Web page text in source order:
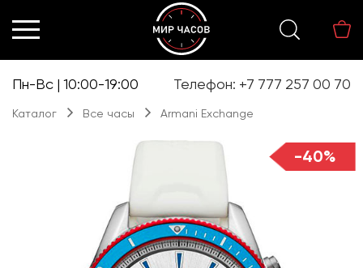
Пн-Вс | 10:00-19:00 Телефон: +7 777 257 00 70
Каталог Все часы Armani Exchange
-40%